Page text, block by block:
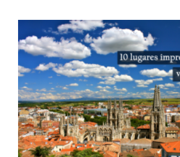
Fiesta de Primavera 2026
Vino de Cigales